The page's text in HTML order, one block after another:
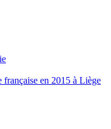
en 2015 à Liège